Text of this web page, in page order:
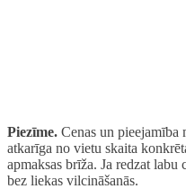
Piezīme. Cenas un pieejamība
atkarīga no vietu skaita
apmaksas brīža. Ja redzat labu
bez liekas vilcināšanās.